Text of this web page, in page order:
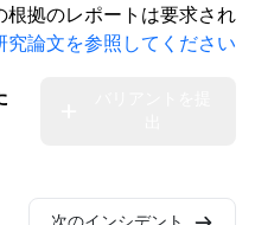
根拠のレポートは要求され
論文を参照してください